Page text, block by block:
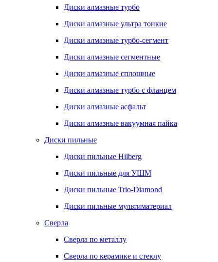
Диски алмазные турбо
Диски алмазные ультра тонкие
Диски алмазные турбо-сегмент
Диски алмазные сегментные
Диски алмазные сплошные
Диски алмазные турбо с фланцем
Диски алмазные асфальт
Диски алмазные вакуумная пайка
Диски пильные
Диски пильные Hilberg
Диски пильные для УШМ
Диски пильные Trio-Diamond
Диски пильные мультиматериал
Сверла
Сверла по металлу
Сверла по керамике и стеклу